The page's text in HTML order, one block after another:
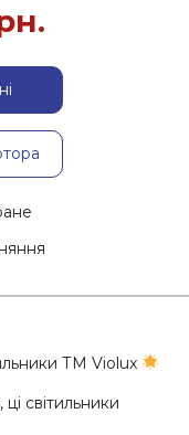
ТМ Violux
світильники